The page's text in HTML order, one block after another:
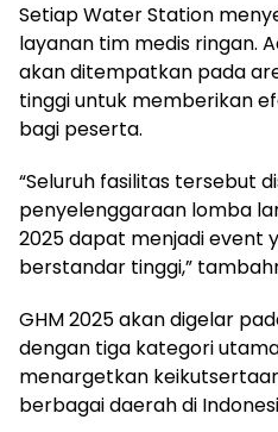
Setiap Water Station
layanan tim medis ringan.
akan ditempatkan pada
tinggi untuk memberikan
bagi peserta.
“Seluruh fasilitas tersebut
penyelenggaraan lomba
2025 dapat menjadi event
berstandar tinggi,”
GHM 2025 akan digelar
dengan tiga kategori utama:
menargetkan
berbagai daerah di